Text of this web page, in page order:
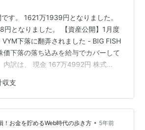
す。 1621万1939円となりました。
円となりました。 【資産公開】1月度
下落に翻弄されました - BIG FISH
価下落の落ち込みを給与でカバーして
内訳は、 現金 167万4992円 株式
当ETFであるVYMに毎月20～40万円
一時期250万円を超えていたので
だいぶ圧縮出来ました。 まぁ160万も
態には対処できると思っています。
収支
！お金を貯めるWeb時代の歩き方 • 5年前